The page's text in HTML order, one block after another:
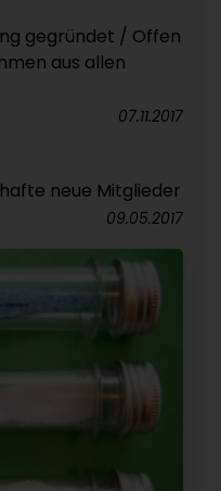
gegründet / Offen
aus allen
07.11.2017
neue Mitglieder
09.05.2017